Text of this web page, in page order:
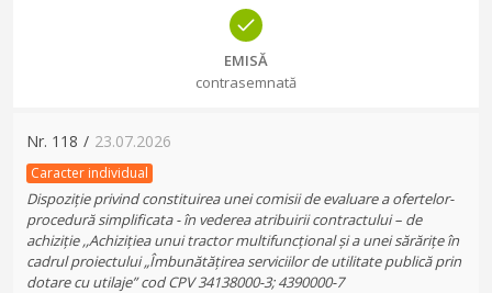
EMISĂ
contrasemnată
Nr. 118 / 23.07.2026
Caracter individual
Dispoziție privind constituirea unei comisii de evaluare a ofertelor-
procedură simplificata - în vederea atribuirii contractului – de
achiziție ,,Achizițiea unui tractor multifuncțional și a unei sărărițe în
cadrul proiectului „Îmbunătățirea serviciilor de utilitate publică prin
dotare cu utilaje” cod CPV 34138000-3; 4390000-7